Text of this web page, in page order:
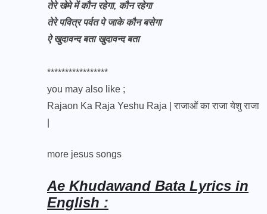
तेरे खेमे में कौन रहेगा, कौन रहेगा
तेरे पवित्र पर्वत पे जाके कौन बसेगा
ऐ खुदावन्द बता खुदावन्द बता
*****************
you may also like ;
Rajaon Ka Raja Yeshu Raja | राजाओं का राजा येशु राजा
more jesus songs
Ae Khudawand Bata Lyrics in
English :